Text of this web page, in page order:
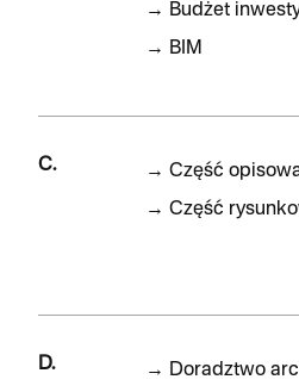
→ Budżet
→ BIM
C. → Część
→ Część
D. → Doradztwo